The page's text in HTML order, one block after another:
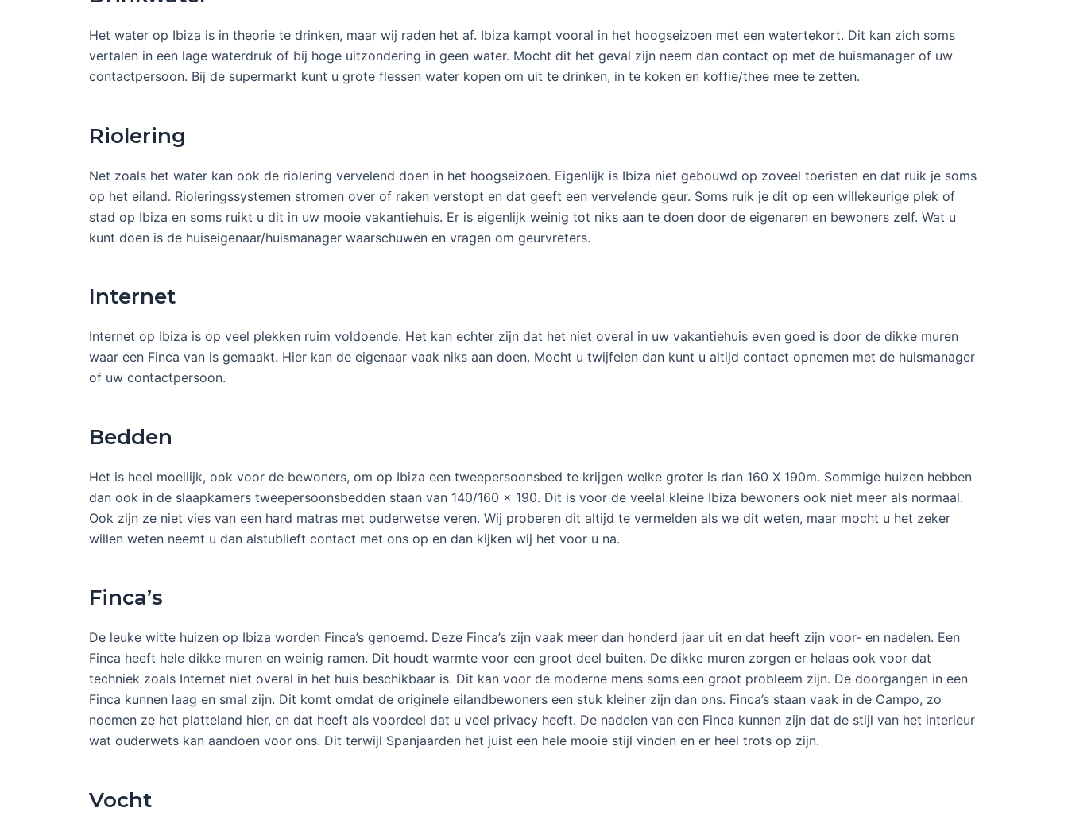
Het water op Ibiza is in theorie te drinken, maar wij raden het af. Ibiza kampt vooral in het hoogseizoen met een watertekort. Dit kan zich soms
vertalen in een lage waterdruk of bij hoge uitzondering in geen water. Mocht dit het geval zijn neem dan contact op met de huismanager of uw
contactpersoon. Bij de supermarkt kunt u grote flessen water kopen om uit te drinken, in te koken en koffie/thee mee te zetten.
Riolering
Net zoals het water kan ook de riolering vervelend doen in het hoogseizoen. Eigenlijk is Ibiza niet gebouwd op zoveel toeristen en dat ruik je soms
op het eiland. Rioleringssystemen stromen over of raken verstopt en dat geeft een vervelende geur. Soms ruik je dit op een willekeurige plek of
stad op Ibiza en soms ruikt u dit in uw mooie vakantiehuis. Er is eigenlijk weinig tot niks aan te doen door de eigenaren en bewoners zelf. Wat u
kunt doen is de huiseigenaar/huismanager waarschuwen en vragen om geurvreters.
Internet
Internet op Ibiza is op veel plekken ruim voldoende. Het kan echter zijn dat het niet overal in uw vakantiehuis even goed is door de dikke muren
waar een Finca van is gemaakt. Hier kan de eigenaar vaak niks aan doen. Mocht u twijfelen dan kunt u altijd contact opnemen met de huismanager
of uw contactpersoon.
Bedden
Het is heel moeilijk, ook voor de bewoners, om op Ibiza een tweepersoonsbed te krijgen welke groter is dan 160 X 190m. Sommige huizen hebben
dan ook in de slaapkamers tweepersoonsbedden staan van 140/160 x 190. Dit is voor de veelal kleine Ibiza bewoners ook niet meer als normaal.
Ook zijn ze niet vies van een hard matras met ouderwetse veren. Wij proberen dit altijd te vermelden als we dit weten, maar mocht u het zeker
willen weten neemt u dan alstublieft contact met ons op en dan kijken wij het voor u na.
Finca’s
De leuke witte huizen op Ibiza worden Finca’s genoemd. Deze Finca’s zijn vaak meer dan honderd jaar uit en dat heeft zijn voor- en nadelen. Een
Finca heeft hele dikke muren en weinig ramen. Dit houdt warmte voor een groot deel buiten. De dikke muren zorgen er helaas ook voor dat
techniek zoals Internet niet overal in het huis beschikbaar is. Dit kan voor de moderne mens soms een groot probleem zijn. De doorgangen in een
Finca kunnen laag en smal zijn. Dit komt omdat de originele eilandbewoners een stuk kleiner zijn dan ons. Finca’s staan vaak in de Campo, zo
noemen ze het platteland hier, en dat heeft als voordeel dat u veel privacy heeft. De nadelen van een Finca kunnen zijn dat de stijl van het interieur
wat ouderwets kan aandoen voor ons. Dit terwijl Spanjaarden het juist een hele mooie stijl vinden en er heel trots op zijn.
Vocht